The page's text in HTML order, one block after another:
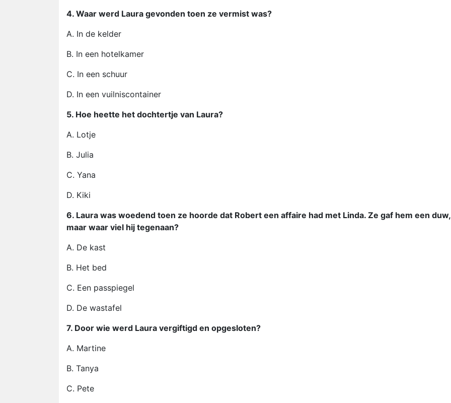
4. Waar werd Laura gevonden toen ze vermist was?
A. In de kelder
B. In een hotelkamer
C. In een schuur
D. In een vuilniscontainer
5. Hoe heette het dochtertje van Laura?
A. Lotje
B. Julia
C. Yana
D. Kiki
6. Laura was woedend toen ze hoorde dat Robert een affaire had met Linda. Ze gaf hem een duw,
maar waar viel hij tegenaan?
A. De kast
B. Het bed
C. Een passpiegel
D. De wastafel
7. Door wie werd Laura vergiftigd en opgesloten?
A. Martine
B. Tanya
C. Pete